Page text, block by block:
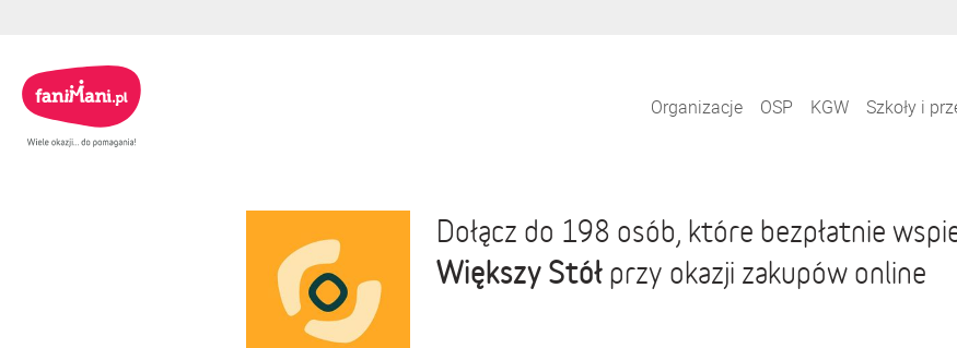
Organizacje OSP KGW Szkoły i
Dołącz do 198 osób, które bezpłatnie
Większy Stół przy okazji zakupów online